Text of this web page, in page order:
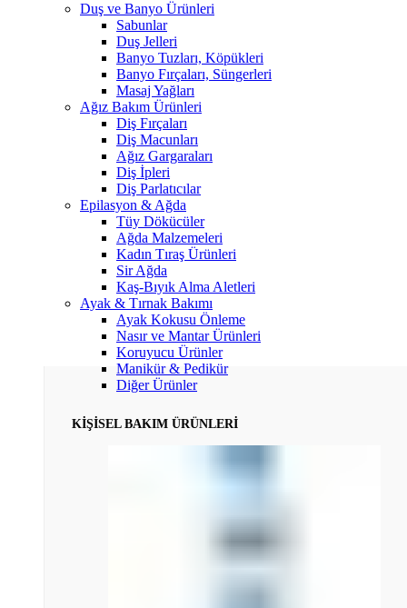
Duş ve Banyo Ürünleri
Sabunlar
Duş Jelleri
Banyo Tuzları, Köpükleri
Banyo Fırçaları, Süngerleri
Masaj Yağları
Ağız Bakım Ürünleri
Diş Fırçaları
Diş Macunları
Ağız Gargaraları
Diş İpleri
Diş Parlatıcılar
Epilasyon & Ağda
Tüy Dökücüler
Ağda Malzemeleri
Kadın Tıraş Ürünleri
Sir Ağda
Kaş-Bıyık Alma Aletleri
Ayak & Tırnak Bakımı
Ayak Kokusu Önleme
Nasır ve Mantar Ürünleri
Koruyucu Ürünler
Manikür & Pedikür
Diğer Ürünler
KİŞİSEL BAKIM ÜRÜNLERİ